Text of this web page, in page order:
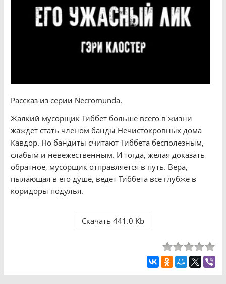
Рассказ из серии Necromunda.
Жалкий мусорщик Тиббет больше всего в жизни
жаждет стать членом банды Нечистокровных дома
Кавдор. Но бандиты считают Тиббета бесполезным,
слабым и невежественным. И тогда, желая доказать
обратное, мусорщик отправляется в путь. Вера,
пылающая в его душе, ведёт Тиббета всё глубже в
коридоры подулья.
Скачать 441.0 Kb